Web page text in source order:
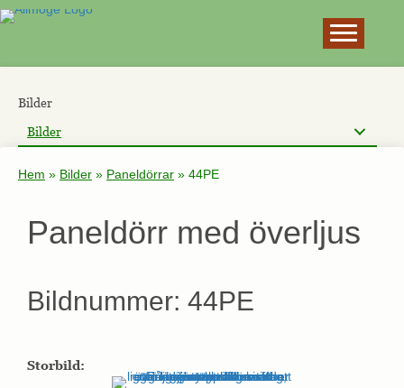
Bilder
Bilder
Hem » Bilder » Paneldörrar » 44PE
Paneldörr med överljus
Bildnummer: 44PE
Storbild: